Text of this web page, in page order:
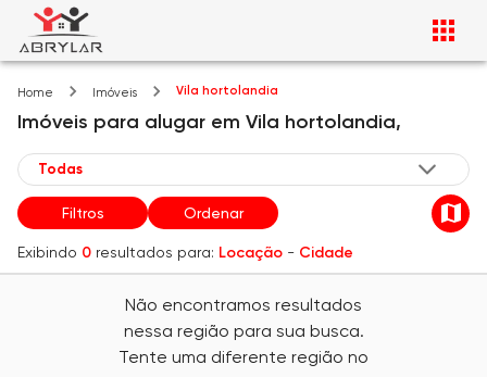
Home Imóveis Vila hortolandia
Imóveis para alugar em Vila hortolandia,
Filtros Ordenar
Exibindo 0 resultados para: Locação - Cidade
Não encontramos resultados
nessa região para sua busca.
Tente uma diferente região no